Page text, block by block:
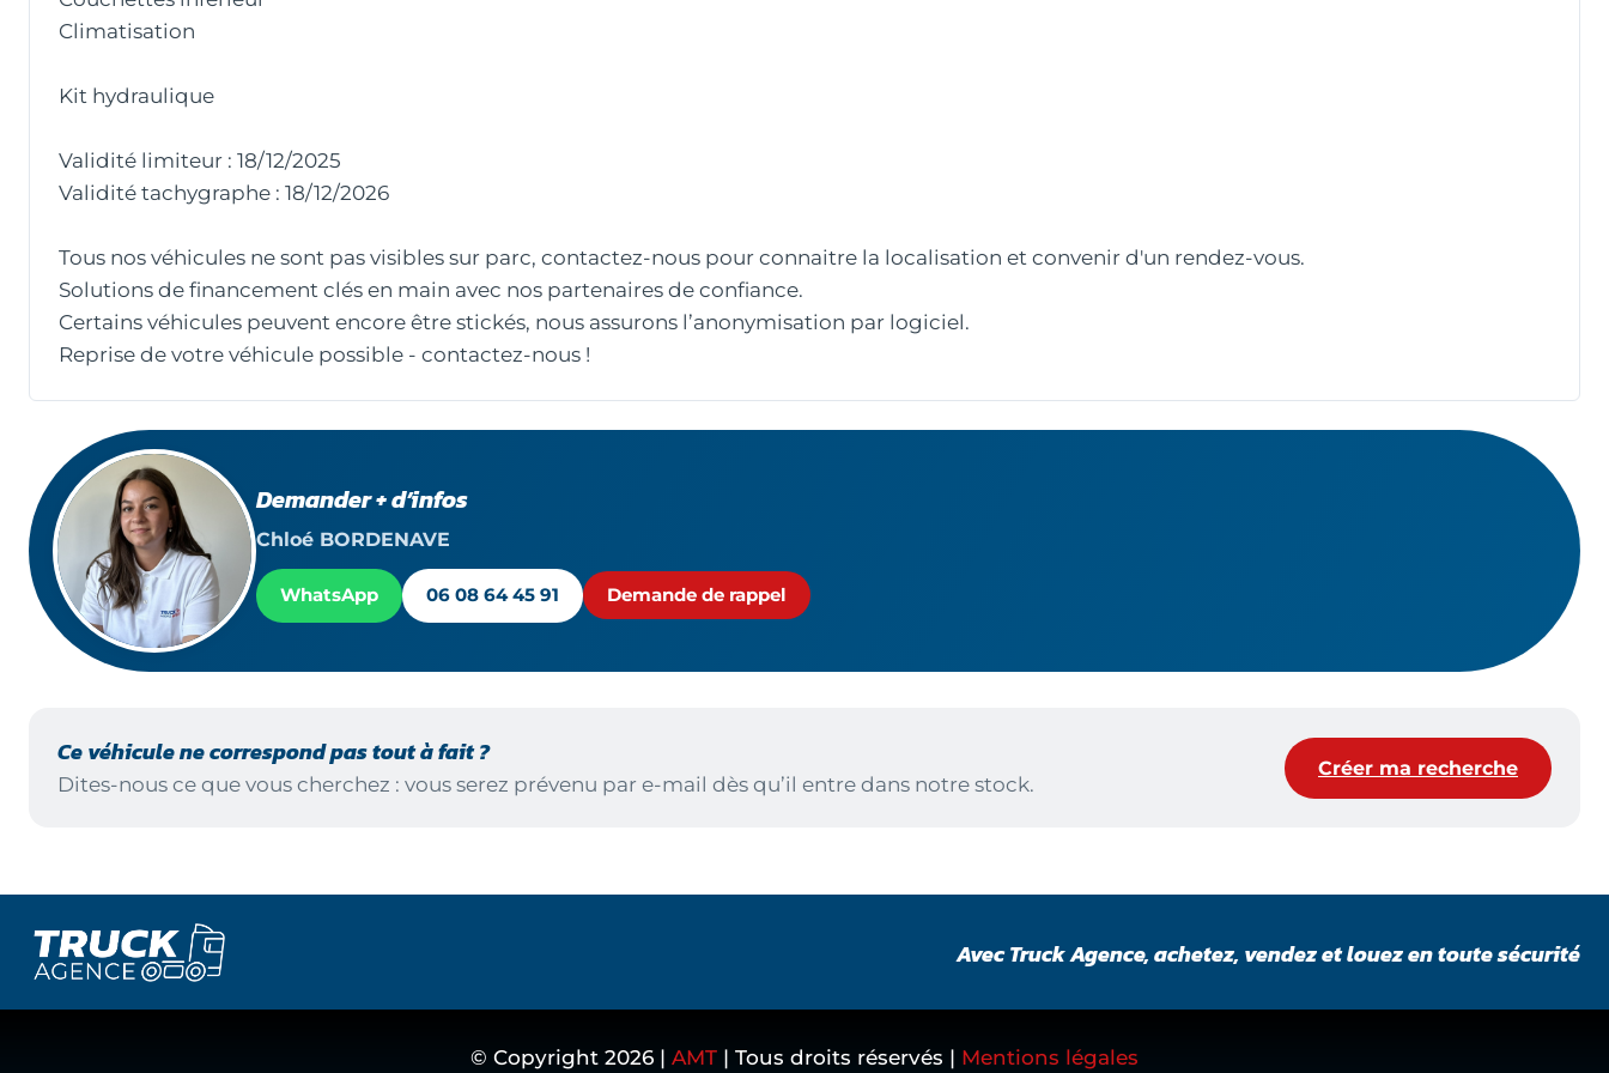
Climatisation
Kit hydraulique
Validité limiteur : 18/12/2025
Validité tachygraphe : 18/12/2026
Tous nos véhicules ne sont pas visibles sur parc, contactez-nous pour connaitre la localisation et convenir d'un rendez-vous.
Solutions de financement clés en main avec nos partenaires de confiance.
Certains véhicules peuvent encore être stickés, nous assurons l’anonymisation par logiciel.
Reprise de votre véhicule possible - contactez-nous !
Demander + d’infos
Chloé BORDENAVE
WhatsApp 06 08 64 45 91 Demande de rappel
Ce véhicule ne correspond pas tout à fait ?
Dites-nous ce que vous cherchez : vous serez prévenu par e-mail dès qu’il entre dans notre stock.
Créer ma recherche
Avec Truck Agence, achetez, vendez et louez en toute sécurité
© Copyright 2026 | AMT | Tous droits réservés | Mentions légales